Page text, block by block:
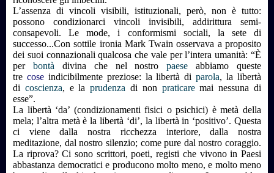
L’assenza di vincoli visibili, istituzionali, però, non è tutto:
possono condizionarci vincoli invisibili, addirittura semi-
consapevoli. Le mode, i conformismi sociali, la sete di
successo...Con sottile ironia Mark Twain osservava a proposito
dei suoi connazionali qualcosa che vale per l’intera umanità: “È
per bontàdivina che nel nostropaese abbiamo queste
tre cose indicibilmente preziose: la libertà diparola, la libertà
di coscienza, e laprudenza di non praticaremai nessuna di
esse”.
La libertà ‘da’ (condizionamenti fisici o psichici) è metà della
mela; l’altra metà è la libertà ‘di’, la libertà in ‘positivo’. Questa
ci viene dalla nostra ricchezza interiore, dalla nostra
meditazione, dal nostro silenzio; come pure dal nostro coraggio.
La riprova? Ci sono scrittori, poeti, registi che vivono in Paesi
abbastanza democratici e producono molto meno, e molto meno